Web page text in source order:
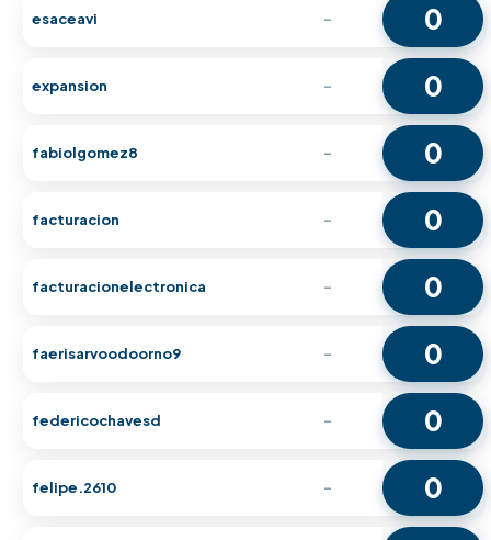
esaceavi - 0
expansion - 0
fabiolgomez8 - 0
facturacion - 0
facturacionelectronica - 0
faerisarvoodoorno9 - 0
federicochavesd - 0
felipe.2610 - 0